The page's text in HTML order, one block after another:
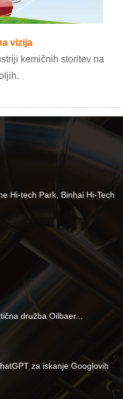
vizija
kemičnih storitev na
Hi-tech Park, Binhai Hi-Tech
družba Oilbaer...
za iskanje Googlovih